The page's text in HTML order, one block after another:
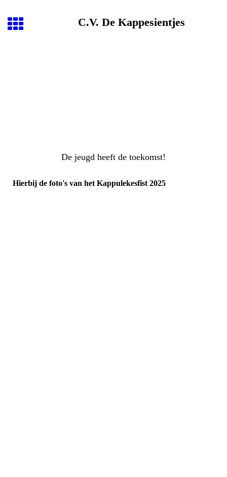
C.V. De Kappesientjes
De jeugd heeft de toekomst!
Hierbij de foto's van het Kappulekesfist 2025